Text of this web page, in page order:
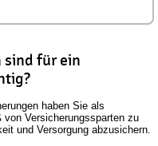
sind für ein
haben Sie als
von Versicherungssparten zu
und Versorgung abzusichern.